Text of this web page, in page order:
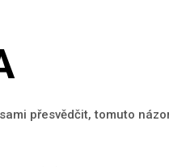
přesvědčit, tomuto